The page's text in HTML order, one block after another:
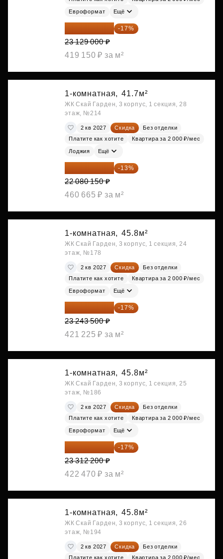
Евроформат Ещё
19 197 070 ₽ -17%
23 129 000 ₽
419 150 ₽ за м²
1-комнатная, 41.7м²
ЖК Скай Гарден, 3 корпус, 1 секция, 28
этаж, №214
2 кв 2027 Скидка
Без отделки
Платите как хотите
Квартира за 2 000 ₽/мес
Лоджия Ещё
19 209 731 ₽ -13%
22 080 150 ₽
460 665 ₽ за м²
1-комнатная, 45.8м²
ЖК Скай Гарден, 3 корпус, 1 секция, 24
этаж, №178
2 кв 2027 Скидка
Без отделки
Платите как хотите
Квартира за 2 000 ₽/мес
Евроформат Ещё
19 292 105 ₽ -17%
23 243 500 ₽
421 225 ₽ за м²
1-комнатная, 45.8м²
ЖК Скай Гарден, 3 корпус, 1 секция, 25
этаж, №186
2 кв 2027 Скидка
Без отделки
Платите как хотите
Квартира за 2 000 ₽/мес
Евроформат Ещё
19 349 126 ₽ -17%
23 312 200 ₽
422 470 ₽ за м²
1-комнатная, 45.8м²
ЖК Скай Гарден, 3 корпус, 1 секция, 26
этаж, №194
2 кв 2027 Скидка
Без отделки
Платите как хотите
Квартира за 2 000 ₽/мес